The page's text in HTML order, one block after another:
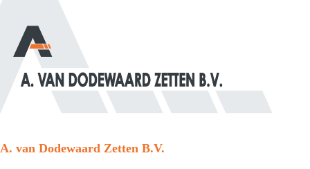
A. van Dodewaard Zetten B.V.